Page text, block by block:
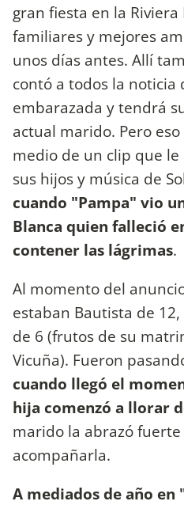
gran fiesta en la
familiares y mejores
unos días antes. Allí
contó a todos la noticia
embarazada y tendrá
actual marido. Pero
medio de un clip que
sus hijos y música de
cuando "Pampa" vio
Blanca quien falleció
contener las lágrimas.
Al momento del
estaban Bautista de
de 6 (frutos de su
Vicuña). Fueron
cuando llegó el
hija comenzó a llorar
marido la abrazó
acompañarla.
A mediados de año en